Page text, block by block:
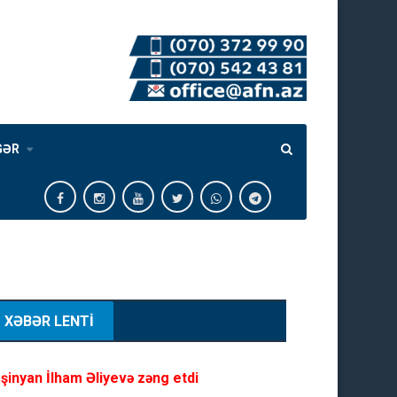
XƏBƏR LENTİ
İlham Əliyevə zəng etdi